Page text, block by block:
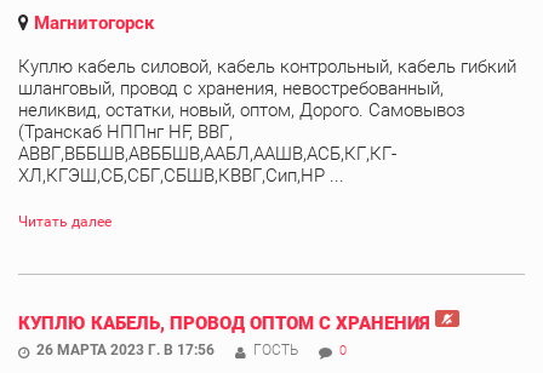
Магнитогорск
Куплю кабель силовой, кабель контрольный, кабель гибкий
шланговый, провод с хранения, невостребованный,
неликвид, остатки, новый, оптом, Дорого. Самовывоз
(Транскаб НППнг HF, ВВГ,
АВВГ,ВББШВ,АВББШВ,ААБЛ,ААШВ,АСБ,КГ,КГ-
ХЛ,КГЭШ,СБ,СБГ,СБШВ,КВВГ,Сип,НР ...
Читать далее
КУПЛЮ КАБЕЛЬ, ПРОВОД ОПТОМ С ХРАНЕНИЯ
26 МАРТА 2023 Г. В 17:56 ГОСТЬ 0